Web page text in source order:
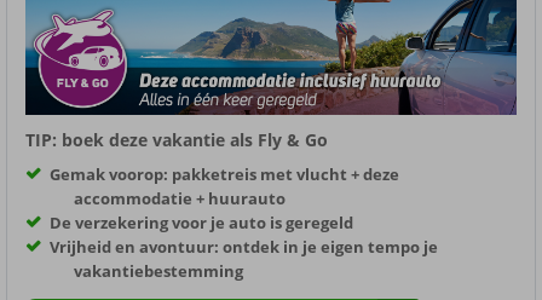
TIP: boek deze vakantie als Fly & Go
Gemak voorop: pakketreis met vlucht + deze
accommodatie + huurauto
De verzekering voor je auto is geregeld
Vrijheid en avontuur: ontdek in je eigen tempo je
vakantiebestemming